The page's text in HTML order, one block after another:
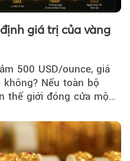
giá trị của vàng
500 USD/ounce, giá
Nếu toàn bộ
thế giới đóng cửa một